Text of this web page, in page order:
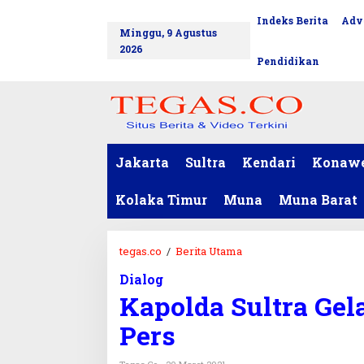
Minggu, 9 Agustus
2026
Indeks Berita
Pendidikan
Jakarta Sultra Kendari
Kolaka Timur Muna Muna Barat
tegas.co / Berita Utama
o
l
Dialog
Kapolda Sultra
Pers